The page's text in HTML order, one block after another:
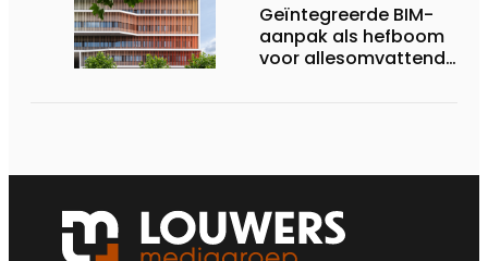
Geïntegreerde BIM-
aanpak als hefboom
voor allesomvattende